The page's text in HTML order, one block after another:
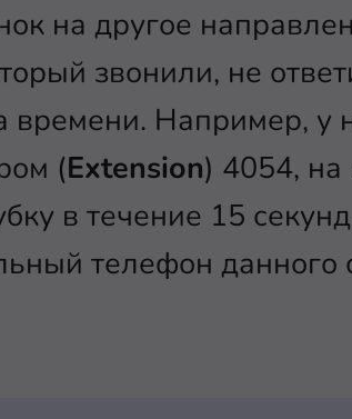
на другое
звонили, не
времени. Например, у
(Extension) 4054, на
в течение 15
телефон данного